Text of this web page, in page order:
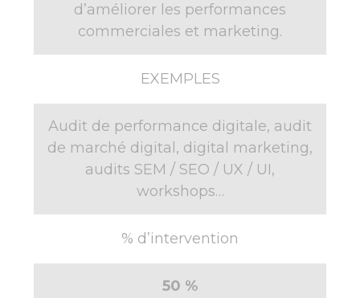
d’améliorer les performances
commerciales et marketing.
EXEMPLES
Audit de performance digitale, audit
de marché digital, digital marketing,
audits SEM / SEO / UX / UI,
workshops…
% d’intervention
50 %